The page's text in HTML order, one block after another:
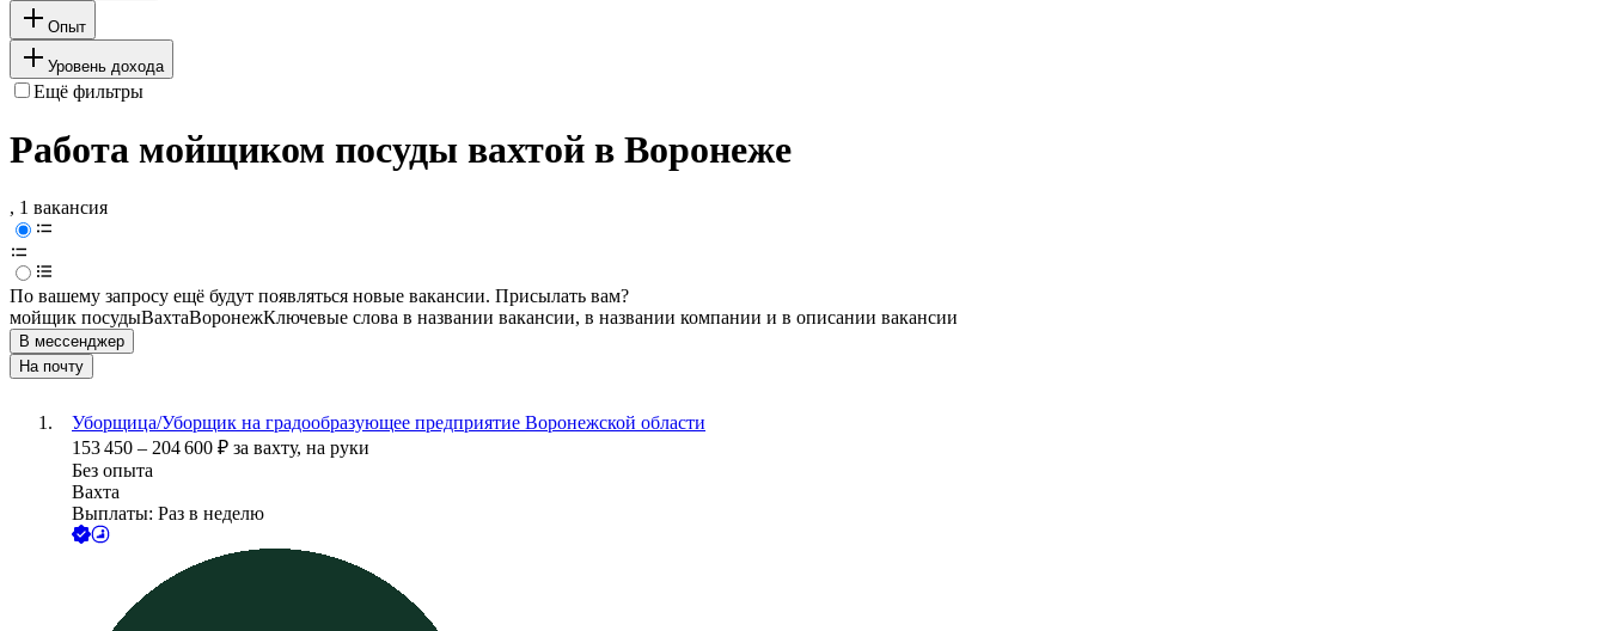
Опыт
Уровень дохода
Ещё фильтры
Работа мойщиком посуды вахтой в Воронеже
, 1 вакансия
По вашему запросу ещё будут появляться новые вакансии. Присылать вам?
мойщик посудыВахтаВоронежКлючевые слова в названии вакансии, в названии компании и в описании вакансии
В мессенджер
На почту
Уборщица/Уборщик на градообразующее предприятие Воронежской области
153 450 – 204 600 ₽ за вахту, на руки
Без опыта
Вахта
Выплаты: Раз в неделю